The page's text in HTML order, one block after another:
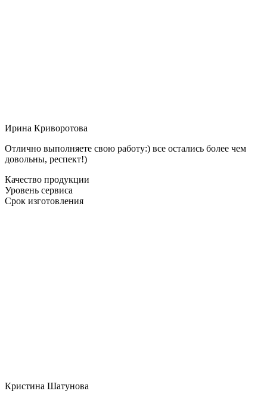
Ирина Криворотова
Отлично выполняете свою работу:) все остались более чем
довольны, респект!)
Качество продукции
Уровень сервиса
Срок изготовления
Кристина Шатунова